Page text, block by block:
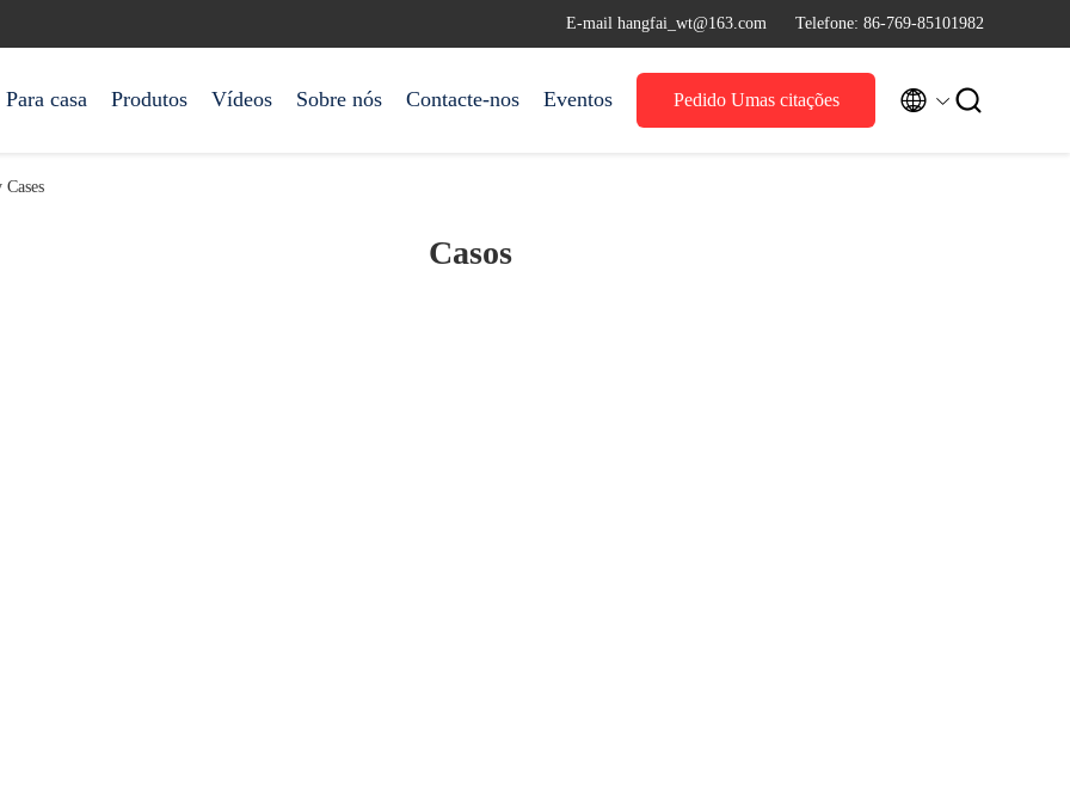
E-mail hangfai_wt@163.com Telefone: 86-769-85101982
Para casa Produtos Vídeos Sobre nós Contacte-nos Eventos Pedido Umas citações  
Casos